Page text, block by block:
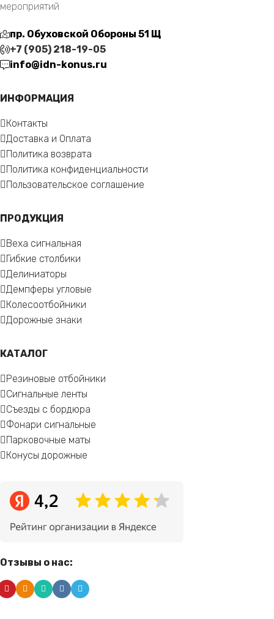
мероприятий
пр. Обуховской Обороны 51 Щ
+7 (905) 218-19-05
info@idn-konus.ru
ИНФОРМАЦИЯ
Контакты
Доставка и Оплата
Политика возврата
Политика конфиденциальности
Пользовательское соглашение
ПРОДУКЦИЯ
Веха сигнальная
Гибкие столбики
Делиниаторы
Демпферы угловые
Колесоотбойники
Дорожные знаки
КАТАЛОГ
Резиновые отбойники
Сигнальные ленты
Съезды с бордюра
Фонари сигнальные
Парковочные маты
Конусы дорожные
Отзывы о нас: